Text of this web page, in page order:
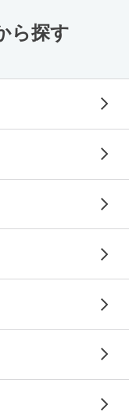
ら探す